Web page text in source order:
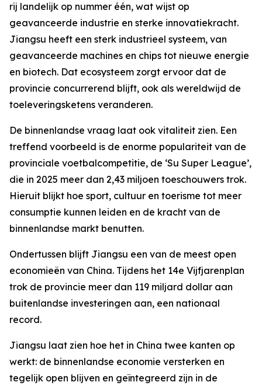
rij landelijk op nummer één, wat wijst op
geavanceerde industrie en sterke innovatiekracht.
Jiangsu heeft een sterk industrieel systeem, van
geavanceerde machines en chips tot nieuwe energie
en biotech. Dat ecosysteem zorgt ervoor dat de
provincie concurrerend blijft, ook als wereldwijd de
toeleveringsketens veranderen.
De binnenlandse vraag laat ook vitaliteit zien. Een
treffend voorbeeld is de enorme populariteit van de
provinciale voetbalcompetitie, de ‘Su Super League’,
die in 2025 meer dan 2,43 miljoen toeschouwers trok.
Hieruit blijkt hoe sport, cultuur en toerisme tot meer
consumptie kunnen leiden en de kracht van de
binnenlandse markt benutten.
Ondertussen blijft Jiangsu een van de meest open
economieën van China. Tijdens het 14e Vijfjarenplan
trok de provincie meer dan 119 miljard dollar aan
buitenlandse investeringen aan, een nationaal
record.
Jiangsu laat zien hoe het in China twee kanten op
werkt: de binnenlandse economie versterken en
tegelijk open blijven en geïntegreerd zijn in de